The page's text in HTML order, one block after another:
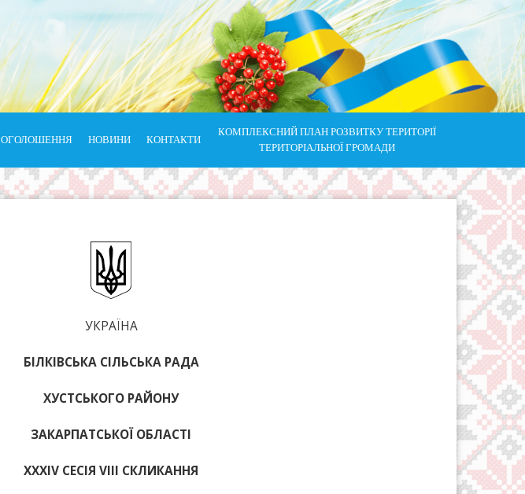
ОГОЛОШЕННЯ НОВИНИ КОНТАКТИ
КОМПЛЕКСНИЙ ПЛАН РОЗВИТКУ ТЕРИТОРІЇ
ТЕРИТОРІАЛЬНОЇ ГРОМАДИ
УКРАЇНА
БІЛКІВСЬКА СІЛЬСЬКА РАДА
ХУСТСЬКОГО РАЙОНУ
ЗАКАРПАТСЬКОЇ ОБЛАСТІ
ХХХІV СЕСІЯ VIII СКЛИКАННЯ